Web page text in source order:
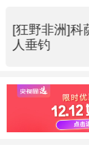
[狂野非洲]科
人垂钓